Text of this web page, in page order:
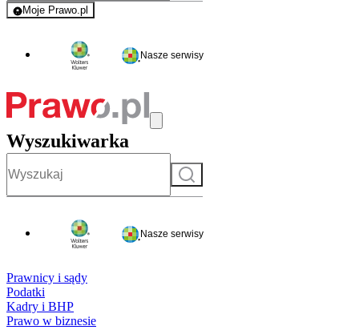
Moje Prawo.pl
- rejestracja i logowanie do serwisu
Nasze serwisy
Wyszukiwarka
Szukaj
Nasze serwisy
Prawnicy i sądy
Podatki
Kadry i BHP
Prawo w biznesie